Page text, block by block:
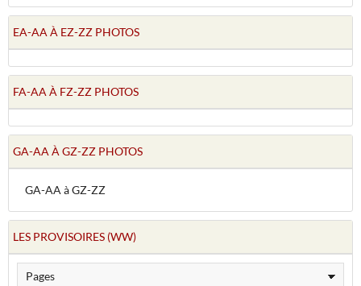
EA-AA À EZ-ZZ PHOTOS
FA-AA À FZ-ZZ PHOTOS
GA-AA À GZ-ZZ PHOTOS
GA-AA à GZ-ZZ
LES PROVISOIRES (WW)